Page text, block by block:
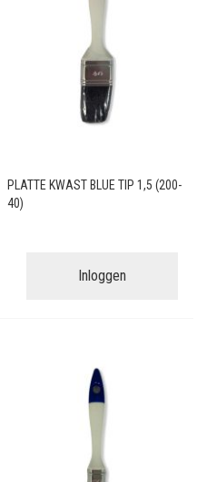
PLATTE KWAST BLUE TIP 1,5 (200-
40)
Inloggen